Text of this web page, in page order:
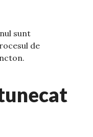
sunt
de